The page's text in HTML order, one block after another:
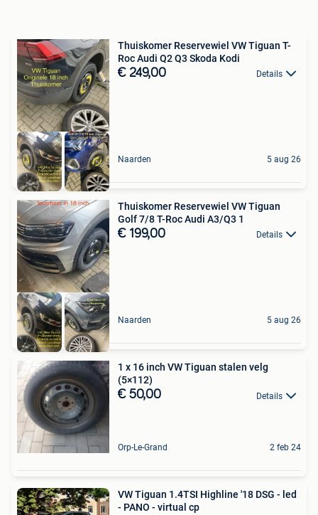
Thuiskomer Reservewiel VW Tiguan T-
Roc Audi Q2 Q3 Skoda Kodi
€ 249,00 Details
Naarden 5 aug 26
Thuiskomer Reservewiel VW Tiguan
Golf 7/8 T-Roc Audi A3/Q3 1
€ 199,00 Details
Naarden 5 aug 26
1 x 16 inch VW Tiguan stalen velg
(5×112)
€ 50,00 Details
Orp-Le-Grand 2 feb 24
VW Tiguan 1.4TSI Highline '18 DSG - led
- PANO - virtual cp